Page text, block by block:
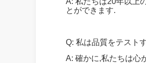
とができます.
Q: 私は品質をテスト
A: 確かに,私たちは心